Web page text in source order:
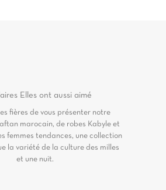
Elles ont aussi aimé
fières de vous présenter notre
marocain, de robes Kabyle et
femmes tendances, une collection
la variété de la culture des milles
et une nuit.